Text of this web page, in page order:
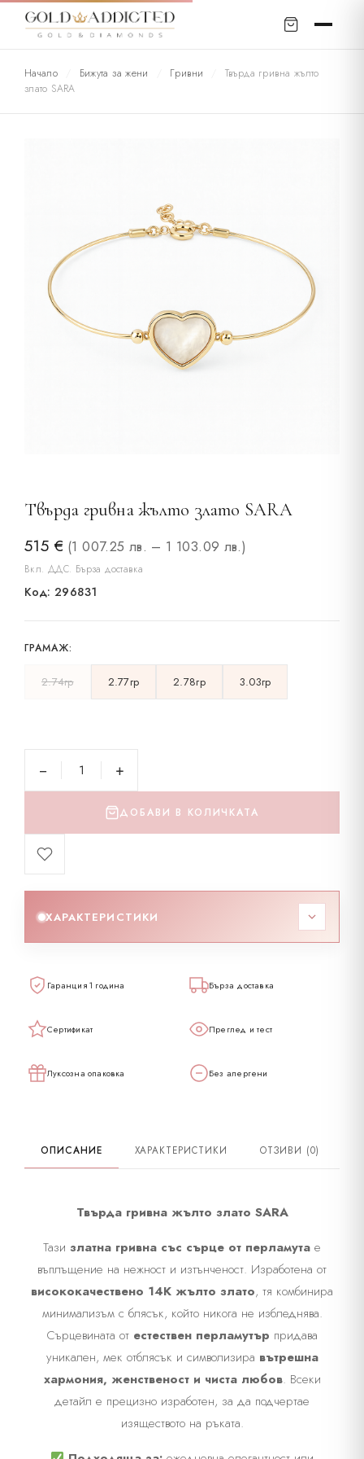
Начало Бижута за жени Гривни
Твърда гривна жълто
злато SARA
Твърда гривна жълто злато SARA
515 € (1 007.25 лв. – 1 103.09 лв.)
Вкл. ДДС. Бърза доставка
Код: 296831
ГРАМАЖ:
2.74гр 2.77гр 2.78гр 3.03гр
− +
ДОБАВИ В КОЛИЧКАТА
ХАРАКТЕРИСТИКИ
Проба 585K
Камък
Диаметър на гривната 5.5см х 5.3см
Гаранция 1 година Бърза доставка
Сертификат Преглед и тест
Луксозна опаковка Без алергени
ОПИСАНИЕ ХАРАКТЕРИСТИКИ ОТЗИВИ (0)
Твърда гривна жълто злато SARA
Тази златна гривна със сърце от перламута е
въплъщение на нежност и изтънченост. Изработена от
висококачествено 14K жълто злато, тя комбинира
минимализъм с блясък, който никога не избледнява.
Сърцевината от естествен перламутър придава
уникален, мек отблясък и символизира вътрешна
хармония, женственост и чиста любов. Всеки
детайл е прецизно изработен, за да подчертае
изяществото на ръката.